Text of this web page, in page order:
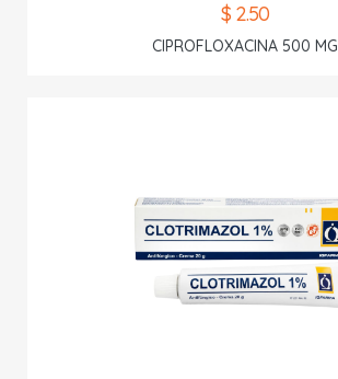
$ 2.50
CIPROFLOXACINA 500 MG